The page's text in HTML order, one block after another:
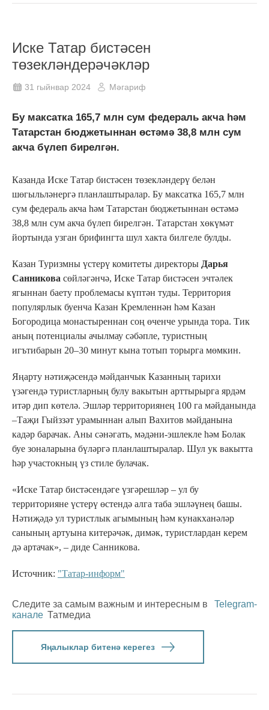
Иске Татар бистәсен
төзекләндерәчәкләр
31 гыйнвар 2024 Мәгариф
Бу максатка 165,7 млн сум федераль акча һәм
Татарстан бюджетыннан өстәмә 38,8 млн сум
акча бүлеп бирелгән.
Казанда Иске Татар бистәсен төзекләндерү белән
шөгыльләнергә планлаштыралар. Бу максатка 165,7 млн
сум федераль акча һәм Татарстан бюджетыннан өстәмә
38,8 млн сум акча бүлеп бирелгән. Татарстан хөкүмәт
йортында узган брифингта шул хакта билгеле булды.
Казан Туризмны үстерү комитеты директоры Дарья
Санникова сөйләгәнчә, Иске Татар бистәсен эчтәлек
ягыннан баету проблемасы күптән туды. Территория
популярлык буенча Казан Кремленнән һәм Казан
Богородица монастыреннан соң өченче урында тора. Тик
аның потенциалы ачылмау сәбәпле, туристның
игътибарын 20–30 минут кына тотып торырга мөмкин.
Яңарту нәтиҗәсендә мәйданчык Казанның тарихи
үзәгендә туристларның булу вакытын арттырырга ярдәм
итәр дип көтелә. Эшләр территориянең 100 га мәйданында
–Таҗи Гыйззәт урамыннан алып Вахитов мәйданына
кадәр барачак. Аны сәнәгать, мәдәни-эшлекле һәм Болак
буе зоналарына бүләргә планлаштыралар. Шул ук вакытта
һәр участокның үз стиле булачак.
«Иске Татар бистәсендәге үзгәрешләр – ул бу
территорияне үстерү өстендә алга таба эшләүнең башы.
Нәтиҗәдә ул туристлык агымының һәм кунакханәләр
санының артуына китерәчәк, димәк, туристлардан керем
дә артачак», – диде Санникова.
Источник: "Татар-информ"
Следите за самым важным и интересным в
Telegram-
канале Татмедиа
Яңалыклар битенә керегез